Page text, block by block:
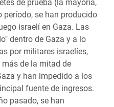
de prueba (la mayoría,
período, se han producido
israelí en Gaza. Las
dentro de Gaza y a lo
por militares israelíes,
de la mitad de
y han impedido a los
fuente de ingresos.
pasado, se han